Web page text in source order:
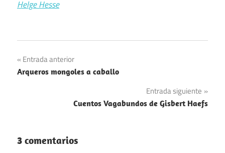
Helge Hesse
Navegación
de
Entrada anterior
Arqueros mongoles a caballo
Entrada siguiente
Cuentos Vagabundos de Gisbert Haefs
3 comentarios